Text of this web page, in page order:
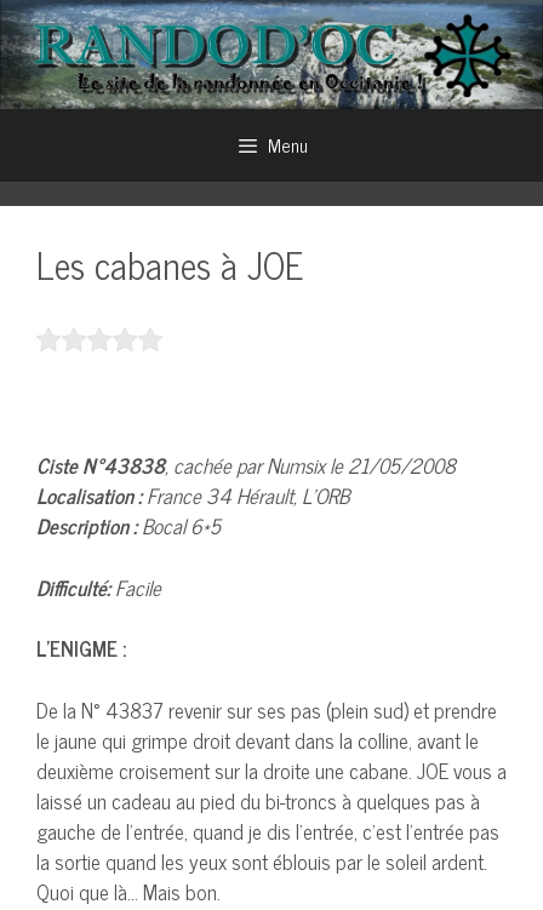
Aller
au
contenu
Menu
Les cabanes à JOE
Ciste N°43838, cachée par Numsix le 21/05/2008
Localisation :France 34 Hérault, L’ORB
Description :Bocal 6*5
Difficulté:Facile
L’ENIGME :
De la N° 43837 revenir sur ses pas (plein sud) et prendre
le jaune qui grimpe droit devant dans la colline, avant le
deuxième croisement sur la droite une cabane. JOE vous a
laissé un cadeau au pied du bi-troncs à quelques pas à
gauche de l’entrée, quand je dis l’entrée, c’est l’entrée pas
la sortie quand les yeux sont éblouis par le soleil ardent.
Quoi que là… Mais bon.